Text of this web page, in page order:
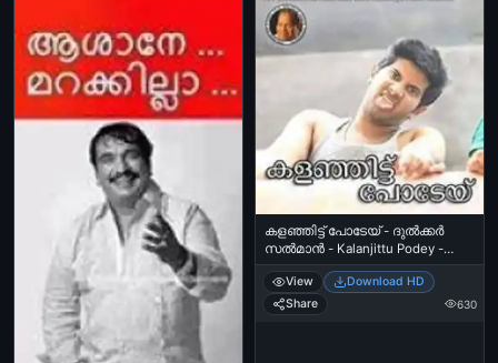
കളഞ്ഞിട്ട് പോടേയ് - ദുല്‍ക്കര്‍
സല്‍മാന്‍ - Kalanjittu Podey -
Dulkar Salman
View
Download HD
Share
630